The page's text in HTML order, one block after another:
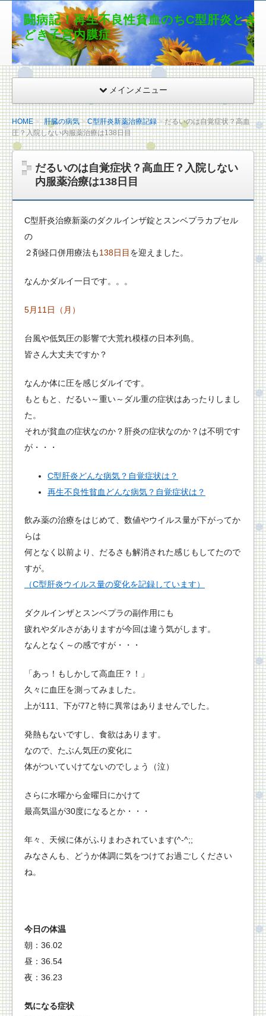
闘病記！再生不良性貧血のちC型肝炎とき
どき子宮内膜症
メインメニュー
HOME 肝臓の病気 C型肝炎新薬治療記録
だるいのは自覚症状？高血
圧？入院しない内服薬治療は138日目
だるいのは自覚症状？高血圧？入院しない
内服薬治療は138日目
C型肝炎治療新薬のダクルインザ錠とスンベプラカプセル
の
２剤経口併用療法も138日目 を迎えました。
なんかダルイ一日です。。。
5月11日（月）
台風や低気圧の影響で大荒れ模様の日本列島。
皆さん大丈夫ですか？
なんか体に圧を感じダルイです。
もともと、だるい～重い～ダル重の症状はあったりしまし
た。
それが貧血の症状なのか？肝炎の症状なのか？は不明です
が・・・
C型肝炎どんな病気？自覚症状は？
再生不良性貧血どんな病気？自覚症状は？
飲み薬の治療をはじめて、数値やウイルス量が下がってか
らは
何となく以前より、だるさも解消された感じもしてたので
すが。
（C型肝炎ウイルス量の変化を記録しています）
ダクルインザとスンベプラの副作用にも
疲れやダルさがありますが今回は違う気がします。
なんとなく～の感ですが・・・
「あっ！もしかして高血圧？！」
久々に血圧を測ってみました。
上が111、下が77と特に異常はありませんでした。
発熱もないですし、食欲はあります。
なので、たぶん気圧の変化に
体がついていけてないのでしょう（泣）
さらに水曜から金曜日にかけて
最高気温が30度になるとか・・・
年々、天候に体がふりまわされています(^-^;;
みなさんも、どうか体調に気をつけてお過ごしください
ね。
今日の体温
朝：36.02
昼：36.54
夜：36.23
気になる症状